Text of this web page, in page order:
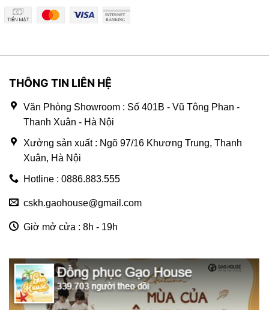
THÔNG TIN LIÊN HỆ
Văn Phòng Showroom : Số 401B - Vũ Tông Phan -
Thanh Xuân - Hà Nội
Xưởng sản xuất : Ngõ 97/16 Khương Trung, Thanh
Xuân, Hà Nội
Hotline : 0886.883.555
cskh.gaohouse@gmail.com
Giờ mở cửa : 8h - 19h